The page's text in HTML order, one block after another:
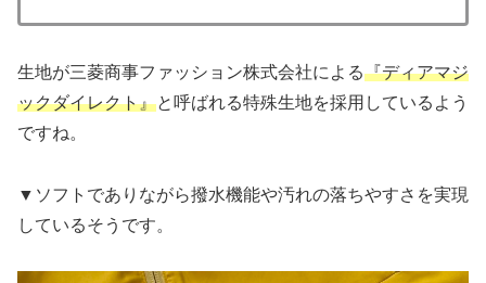
生地が三菱商事ファッション株式会社による『ディアマジ
ックダイレクト』と呼ばれる特殊生地を採用しているよう
ですね。
▼ソフトでありながら撥水機能や汚れの落ちやすさを実現
しているそうです。